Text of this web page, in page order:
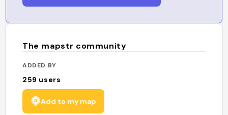
The mapstr community
ADDED BY
259 users
Add to my map